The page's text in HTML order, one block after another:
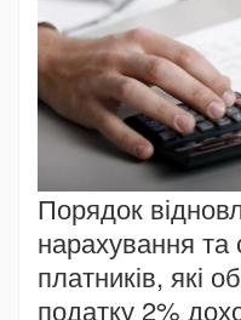
Порядок
нарахування
платників, які
податку 2%